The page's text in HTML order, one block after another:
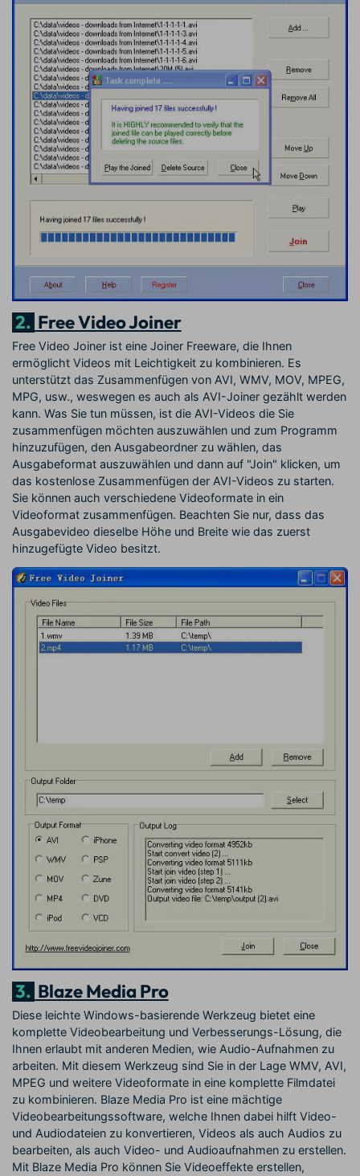
2. Free Video Joiner
Free Video Joiner ist eine Joiner Freeware, die Ihnen
ermöglicht Videos mit Leichtigkeit zu kombinieren. Es
unterstützt das Zusammenfügen von AVI, WMV, MOV, MPEG,
MPG, usw., weswegen es auch als AVI-Joiner gezählt werden
kann. Was Sie tun müssen, ist die AVI-Videos die Sie
zusammenfügen möchten auszuwählen und zum Programm
hinzuzufügen, den Ausgabeordner zu wählen, das
Ausgabeformat auszuwählen und dann auf "Join" klicken, um
das kostenlose Zusammenfügen der AVI-Videos zu starten.
Sie können auch verschiedene Videoformate in ein
Videoformat zusammenfügen. Beachten Sie nur, dass das
Ausgabevideo dieselbe Höhe und Breite wie das zuerst
hinzugefügte Video besitzt.
3. Blaze Media Pro
Diese leichte Windows-basierende Werkzeug bietet eine
komplette Videobearbeitung und Verbesserungs-Lösung, die
Ihnen erlaubt mit anderen Medien, wie Audio-Aufnahmen zu
arbeiten. Mit diesem Werkzeug sind Sie in der Lage WMV, AVI,
MPEG und weitere Videoformate in eine komplette Filmdatei
zu kombinieren. Blaze Media Pro ist eine mächtige
Videobearbeitungssoftware, welche Ihnen dabei hilft Video-
und Audiodateien zu konvertieren, Videos als auch Audios zu
bearbeiten, als auch Video- und Audioaufnahmen zu erstellen.
Mit Blaze Media Pro können Sie Videoeffekte erstellen,